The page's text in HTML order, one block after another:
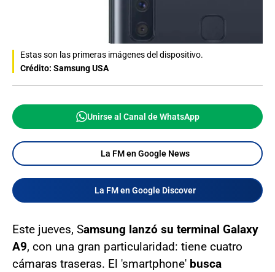
Estas son las primeras imágenes del dispositivo.
Crédito: Samsung USA
Unirse al Canal de WhatsApp
La FM en Google News
La FM en Google Discover
Este jueves, Samsung lanzó su terminal Galaxy
A9, con una gran particularidad: tiene cuatro
cámaras traseras. El 'smartphone' busca